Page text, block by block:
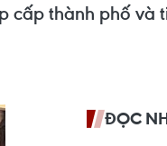
thành phố và
ĐỌC